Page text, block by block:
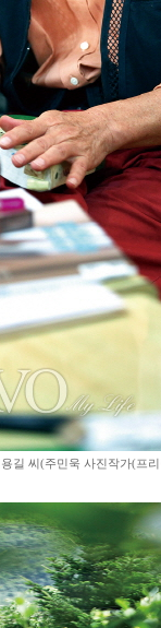
길 씨(주민욱 사진작가(프